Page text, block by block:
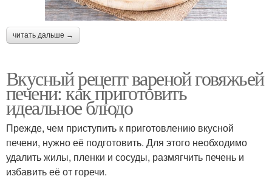
читать дальше →
Вкусный рецепт вареной говяжьей
печени: как приготовить
идеальное блюдо
Прежде, чем приступить к приготовлению вкусной
печени, нужно её подготовить. Для этого необходимо
удалить жилы, пленки и сосуды, размягчить печень и
избавить её от горечи.